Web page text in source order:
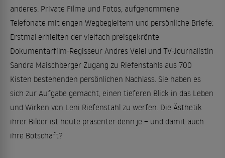
anderes. Private Filme und Fotos, aufgenommene
Telefonate mit engen Wegbegleitern und persönliche Briefe:
Erstmal erhielten der vielfach preisgekrönte
Dokumentarfilm-Regisseur Andres Veiel und TV-Journalistin
Sandra Maischberger Zugang zu Riefenstahls aus 700
Kisten bestehenden persönlichen Nachlass. Sie haben es
sich zur Aufgabe gemacht, einen tieferen Blick in das Leben
und Wirken von Leni Riefenstahl zu werfen. Die Ästhetik
ihrer Bilder ist heute präsenter denn je – und damit auch
ihre Botschaft?